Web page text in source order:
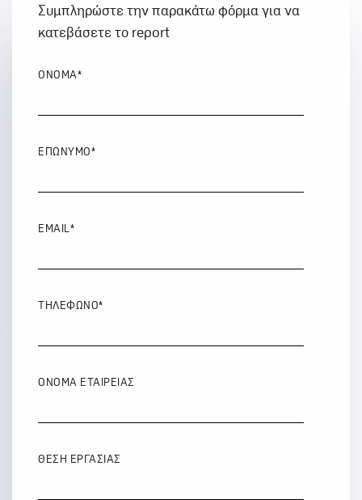
Συμπληρώστε την παρακάτω φόρμα για να
κατεβάσετε το report
ΌΝΟΜΑ*
ΕΠΏΝΥΜΟ*
EMAIL*
ΤΗΛΈΦΩΝΟ*
ΌΝΟΜΑ ΕΤΑΙΡΕΊΑΣ
ΘΈΣΗ ΕΡΓΑΣΊΑΣ